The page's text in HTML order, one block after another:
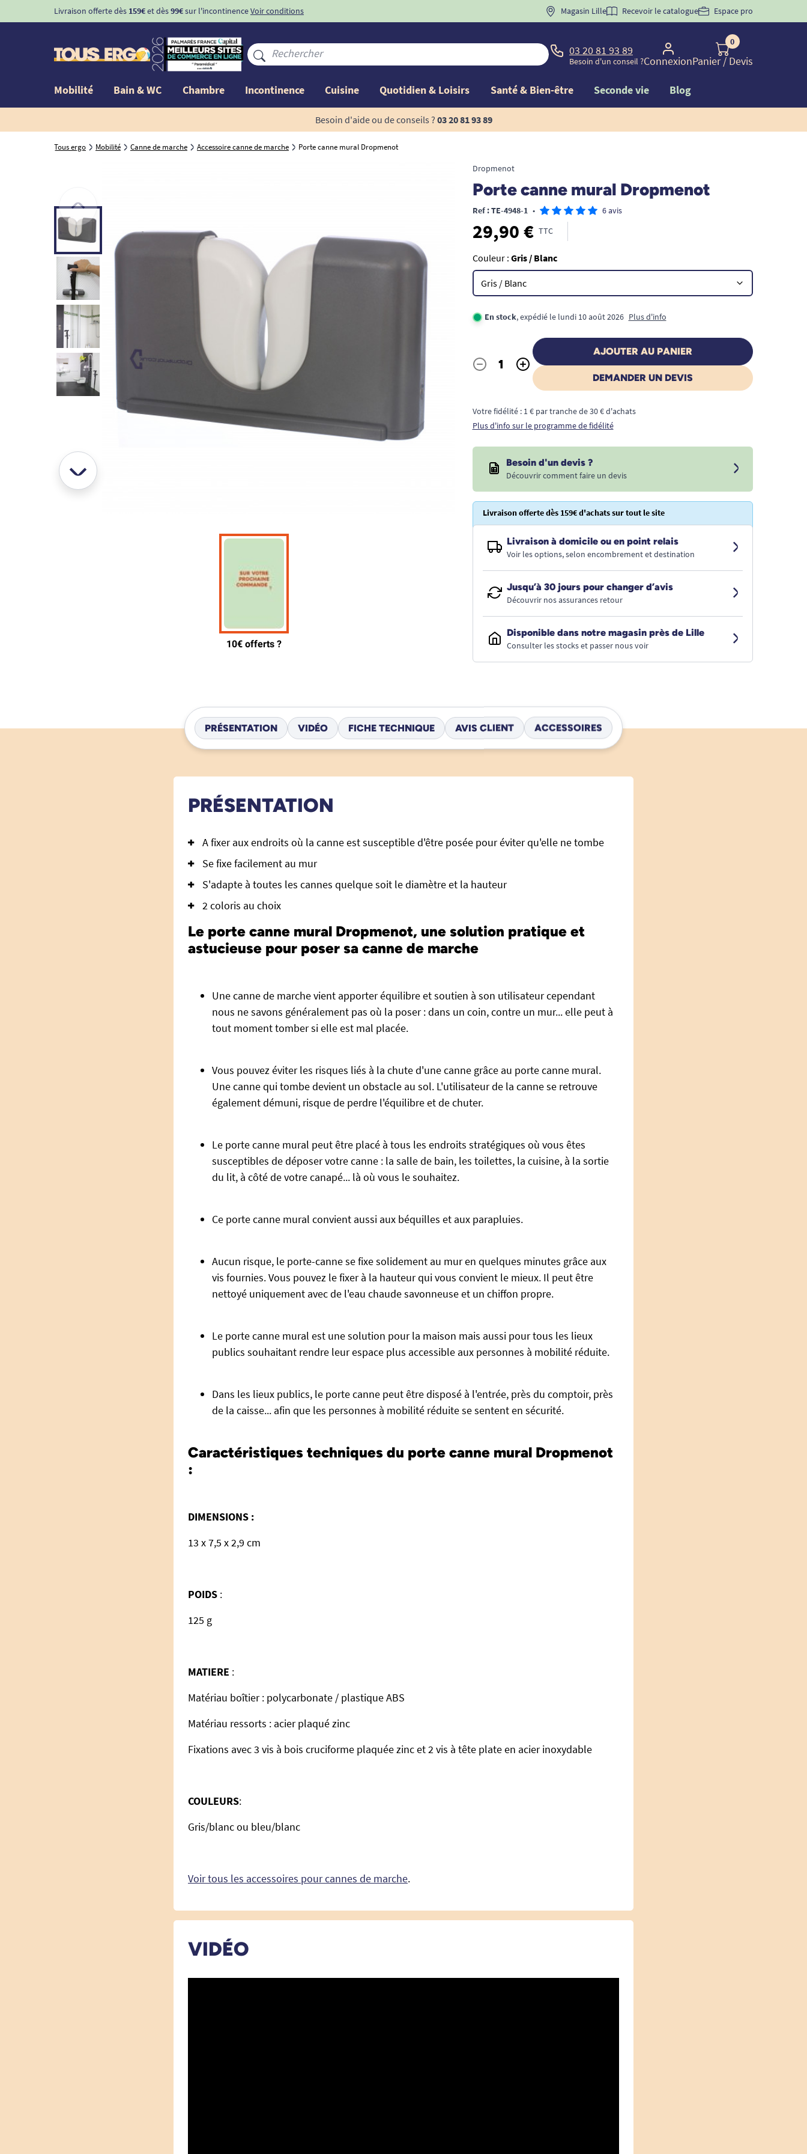
Livraison offerte dès 159€et dès99€sur l'incontinenceVoir conditions BIENVENUE" pourla 1ère commande d'incontinence
Magasin Lille Recevoir le catalogue Espace pro
03 20 81 93 89
Besoin d'un conseil ?Connexion
0
Panier/ Devis
Mobilité Bain & WC Chambre Incontinence Cuisine Quotidien & Loisirs Santé & Bien-être Seconde vie Blog
Besoin d'aide ou de conseils ? 03 20 81 93 89
Tous ergo Mobilité Canne de marche Accessoire canne de marche Porte canne mural Dropmenot
Dropmenot
Porte canne mural Dropmenot
Ref : TE-4948-1 • 6 avis
29,90 € TTC
Couleur : Gris / Blanc
En stock, expédié le lundi 10 août 2026 Plus d'info
Quantité
- +
AJOUTER AU PANIER
DEMANDER UN DEVIS
Votre fidélité : 1 € par tranche de 30 € d'achats
Plus d'info sur le programme de fidélité
Besoin d'un devis ?
Découvrir comment faire un devis
Livraison offerte dès 159€ d'achats sur tout le site
Livraison à domicile ou en point relais
Voir les options, selon encombrement et destination
Jusqu’à 30 jours pour changer d’avis
Découvrir nos assurances retour
Disponible dans notre magasin près de Lille
Consulter les stocks et passer nous voir
PRÉSENTATION VIDÉO FICHE TECHNIQUE AVIS CLIENT ACCESSOIRES
PRÉSENTATION
A fixer aux endroits où la canne est susceptible d'être posée pour éviter qu'elle ne tombe
Se fixe facilement au mur
S'adapte à toutes les cannes quelque soit le diamètre et la hauteur
2 coloris au choix
Le porte canne mural Dropmenot, une solution pratique et
astucieuse pour poser sa canne de marche
Une canne de marche vient apporter équilibre et soutien à son utilisateur cependant
nous ne savons généralement pas où la poser : dans un coin, contre un mur... elle peut à
tout moment tomber si elle est mal placée.
Vous pouvez éviter les risques liés à la chute d'une canne grâce au porte canne mural.
Une canne qui tombe devient un obstacle au sol. L'utilisateur de la canne se retrouve
également démuni, risque de perdre l'équilibre et de chuter.
Le porte canne mural peut être placé à tous les endroits stratégiques où vous êtes
susceptibles de déposer votre canne : la salle de bain, les toilettes, la cuisine, à la sortie
du lit, à côté de votre canapé... là où vous le souhaitez.
Ce porte canne mural convient aussi aux béquilles et aux parapluies.
Aucun risque, le porte-canne se fixe solidement au mur en quelques minutes grâce aux
vis fournies. Vous pouvez le fixer à la hauteur qui vous convient le mieux. Il peut être
nettoyé uniquement avec de l'eau chaude savonneuse et un chiffon propre.
Le porte canne mural est une solution pour la maison mais aussi pour tous les lieux
publics souhaitant rendre leur espace plus accessible aux personnes à mobilité réduite.
Dans les lieux publics, le porte canne peut être disposé à l'entrée, près du comptoir, près
de la caisse... afin que les personnes à mobilité réduite se sentent en sécurité.
Caractéristiques techniques du porte canne mural Dropmenot
:
DIMENSIONS :
13 x 7,5 x 2,9 cm
POIDS :
125 g
MATIERE :
Matériau boîtier : polycarbonate / plastique ABS
Matériau ressorts : acier plaqué zinc
Fixations avec 3 vis à bois cruciforme plaquée zinc et 2 vis à tête plate en acier inoxydable
COULEURS:
Gris/blanc ou bleu/blanc
Voir tous les accessoires pour cannes de marche.
VIDÉO